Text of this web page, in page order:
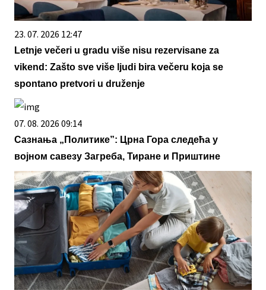
23. 07. 2026 12:47
Letnje večeri u gradu više nisu rezervisane za
vikend: Zašto sve više ljudi bira večeru koja se
spontano pretvori u druženje
07. 08. 2026 09:14
Сазнања „Политике”: Црна Гора следећа у
војном савезу Загреба, Тиране и Приштине